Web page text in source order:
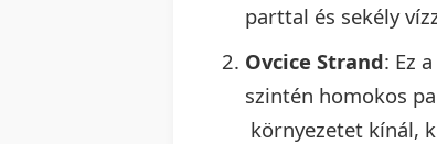
parttal és sekély
Ovcice Strand: Ez
szintén homokos
környezetet kínál,